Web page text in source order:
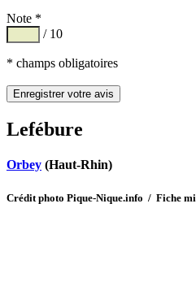
Note *
/ 10
* champs obligatoires
Lefébure
Orbey (Haut-Rhin)
Crédit photo Pique-Nique.info / Fiche